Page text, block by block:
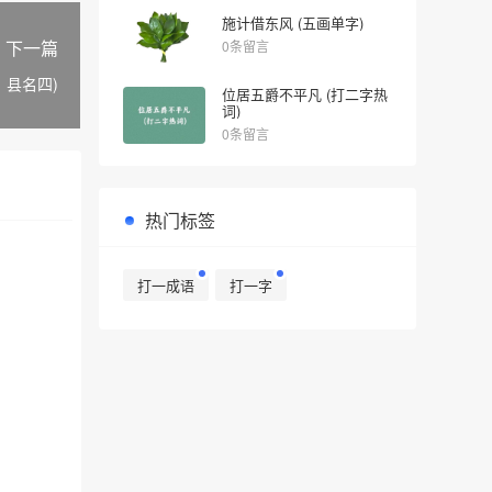
下一篇
县名四)
施计借东风 (五画单字)
0条留言
位居五爵不平凡 (打二字热
词)
0条留言
热门标签
打一成语 打一字